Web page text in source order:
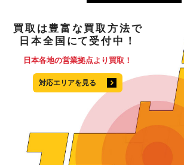
買取 は 豊富な買取方法で
日本全国 にて 受付中！
日本各地の営業拠点より買取！
対応エリアを見る